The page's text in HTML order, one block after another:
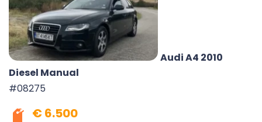
Audi A4 2010
Diesel Manual
#08275
€ 6.500